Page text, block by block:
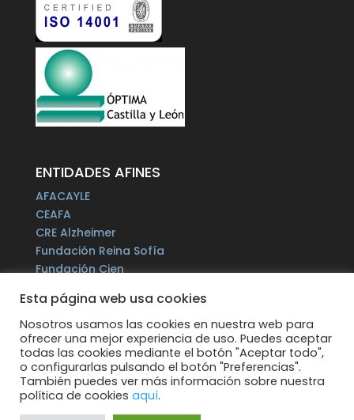
ENTIDADES AFINES
AFACAYLE
CEAFA
CRE Alzheimer
Fundación Reina Sofía
Fundación Cien
Fundación Por un Mañana sin Alzheimer
Fundación Tase
Alzheimer Europe
Esta página web usa cookies
Nosotros usamos las cookies en nuestra web para
ofrecer una mejor experiencia de uso. Puedes aceptar
todas las cookies mediante el botón "Aceptar todo",
o configurarlas pulsando el botón "Preferencias".
También puedes ver más información sobre nuestra
política de cookies aquí.